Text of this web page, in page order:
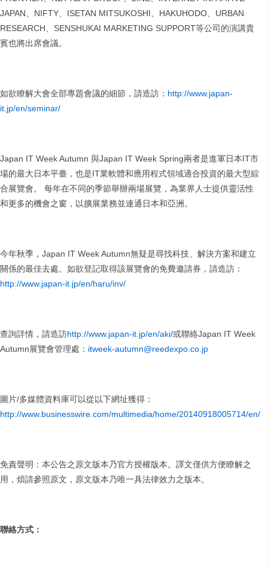
JAPAN、NIFTY、ISETAN MITSUKOSHI、HAKUHODO、URBAN
RESEARCH、SENSHUKAI MARKETING SUPPORT等公司的演講貴
賓也將出席會議。
如欲瞭解大會全部專題會議的細節，請造訪： http://www.japan-
it.jp/en/seminar/
Japan IT Week Autumn 與Japan IT Week Spring兩者是進軍日本IT市
場的最大日本平臺，也是IT業軟體和應用程式領域適合投資的最大型綜
合展覽會。 每年在不同的季節舉辦兩場展覽，為業界人士提供靈活性
和更多的機會之窗，以擴展業務並連通日本和亞洲。
今年秋季，Japan IT Week Autumn無疑是尋找科技、解決方案和建立
關係的最佳去處。如欲登記取得該展覽會的免費邀請券，請造訪：
http://www.japan-it.jp/en/haru/inv/
查詢詳情，請造訪http://www.japan-it.jp/en/aki/或聯絡Japan IT Week
Autumn展覽會管理處： itweek-autumn@reedexpo.co.jp
圖片/多媒體資料庫可以從以下網址獲得：
http://www.businesswire.com/multimedia/home/20140918005714/en/
免責聲明：本公告之原文版本乃官方授權版本。譯文僅供方便瞭解之
用，煩請參照原文，原文版本乃唯一具法律效力之版本。
聯絡方式：